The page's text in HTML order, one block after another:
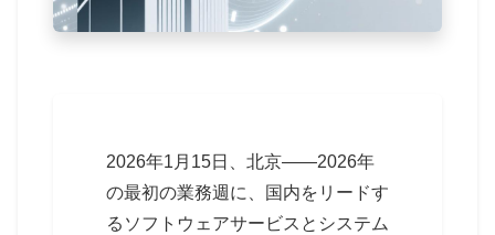
2026年1月15日、北京——2026年
の最初の業務週に、国内をリードす
るソフトウェアサービスとシステム